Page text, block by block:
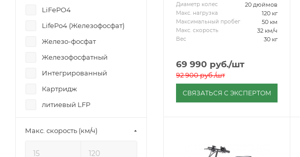
Диаметр колес 20 дюймов
Макс. нагрузка 120 кг
Максимальный пробег 50 км
Макс. скорость 32 км/ч
Вес 30 кг
69 990 руб./шт
92 900руб./шт
СВЯЗАТЬСЯ С ЭКСПЕРТОМ
LiFePO4
LifePo4 (Железофосфат)
Железо-фосфат
Железофосфатный
Интегрированный
Картридж
литиевый LFP
Литий-ионный
Натрий-ионный
Макс. скорость (км/ч)